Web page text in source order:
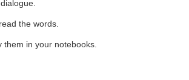
the words.
in your notebooks.